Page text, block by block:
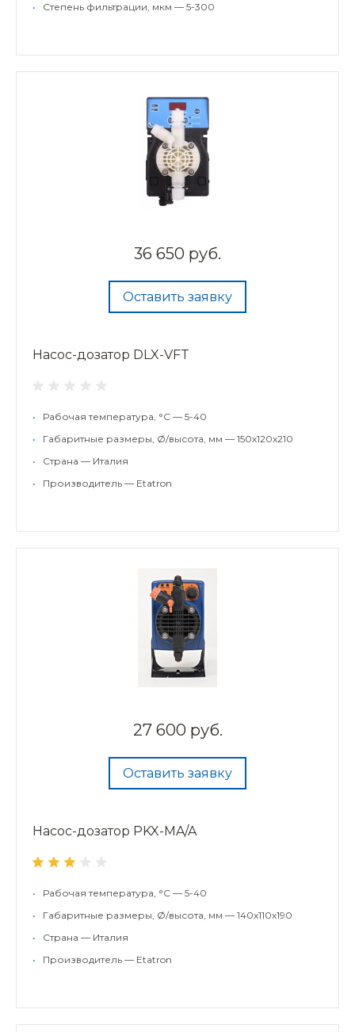
•
Степень фильтрации, мкм — 5-300
36 650 руб.
Оставить заявку
Насос-дозатор DLX-VFT
•
Рабочая температура, °С — 5-40
•
Габаритные размеры, Ø/высота, мм — 150х120х210
•
Страна — Италия
•
Производитель — Etatron
27 600 руб.
Оставить заявку
Насос-дозатор PKX-MA/A
•
Рабочая температура, °С — 5-40
•
Габаритные размеры, Ø/высота, мм — 140х110х190
•
Страна — Италия
•
Производитель — Etatron